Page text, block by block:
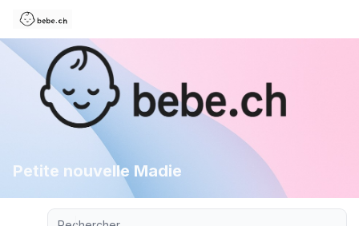
Petite nouvelle Madie
Recherche avancée